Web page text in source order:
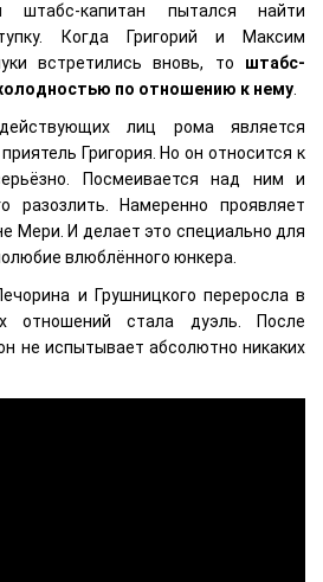
капитан пытался найти
Когда Григорий и Максим
встретились вновь, то штабс-
по отношению к нему
лиц рома является
Григория. Но он относится к
Посмеивается над ним и
разозлить. Намеренно проявляет
Мери. И делает это специально для
влюблённого юнкера.
и Грушницкого переросла в
отношений стала дуэль. После
не испытывает абсолютно никаких